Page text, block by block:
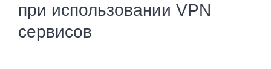
при использовании VPN
сервисов